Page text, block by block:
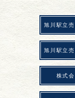
旭川駅立
旭川駅立
株式